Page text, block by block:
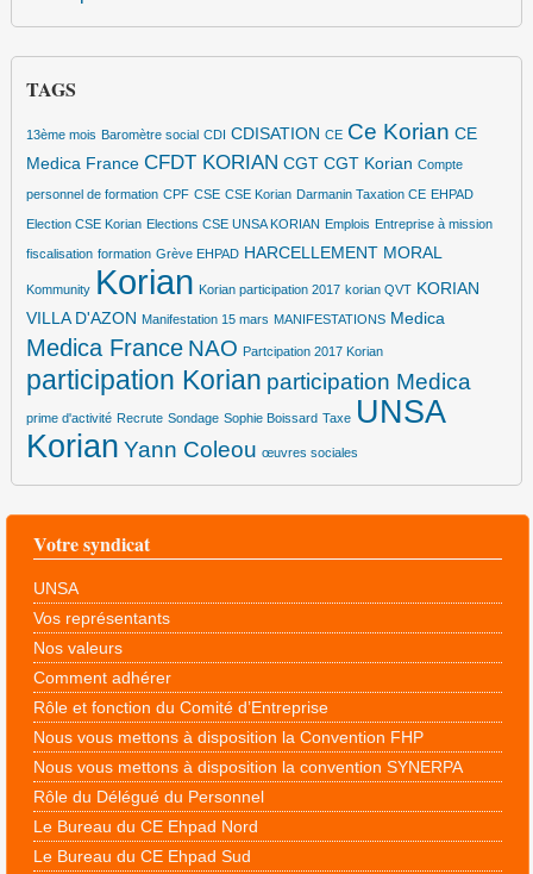
TAGS
13ème mois Baromètre social CDI CDISATION CE Ce Korian CE
Medica France CFDT KORIAN CGT CGT Korian Compte
personnel de formation CPF CSE CSE Korian Darmanin Taxation CE EHPAD
Election CSE Korian Elections CSE UNSA KORIAN Emplois Entreprise à mission
fiscalisation formation Grève EHPAD HARCELLEMENT MORAL
Kommunity Korian Korian participation 2017 korian QVT KORIAN
VILLA D'AZON Manifestation 15 mars MANIFESTATIONS Medica
Medica France NAO Partcipation 2017 Korian
participation Korian participation Medica
prime d'activité Recrute Sondage Sophie Boissard Taxe UNSA
Korian Yann Coleou œuvres sociales
Votre syndicat
UNSA
Vos représentants
Nos valeurs
Comment adhérer
Rôle et fonction du Comité d’Entreprise
Nous vous mettons à disposition la Convention FHP
Nous vous mettons à disposition la convention SYNERPA
Rôle du Délégué du Personnel
Le Bureau du CE Ehpad Nord
Le Bureau du CE Ehpad Sud